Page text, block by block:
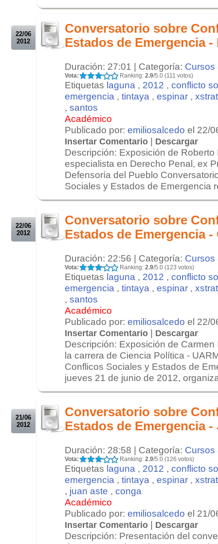
22/06
2012
Conversatorio sobre
Estados de Emergencia
Duración: 27:01 | Categoría: Cursos
Vota: Ranking: 2.9/5.0 (111 votos)
Etiquetas laguna , 2012 , conflicto
emergencia , tintaya , espinar ,
, santos
Académico
Publicado por: emiliosalcedo el 22/
Insertar Comentario | Descargar
Descripción: Exposición de
especialista en Derecho Penal, ex
Defensoría del Pueblo
Sociales y Estados de Emergencia
22/06
2012
Conversatorio sobre
Estados de Emergencia -
Duración: 22:56 | Categoría: Cursos
Vota: Ranking: 2.9/5.0 (123 votos)
Etiquetas laguna , 2012 , conflicto
emergencia , tintaya , espinar ,
, santos
Académico
Publicado por: emiliosalcedo el 22/
Insertar Comentario | Descargar
Descripción: Exposición de Carmen
la carrera de Ciencia Política -
Conflicos Sociales y Estados de
jueves 21 de junio de 2012,
21/06
2012
Conversatorio sobre
Estados de Emergencia -
Duración: 28:58 | Categoría: Cursos
Vota: Ranking: 2.9/5.0 (126 votos)
Etiquetas laguna , 2012 , conflicto
emergencia , tintaya , espinar ,
, juan aste , conga
Académico
Publicado por: emiliosalcedo el 21/
Insertar Comentario | Descargar
Descripción: Presentación del